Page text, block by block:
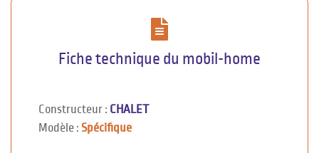
Fiche technique du mobil-home
Constructeur : CHALET
Modèle : Spécifique